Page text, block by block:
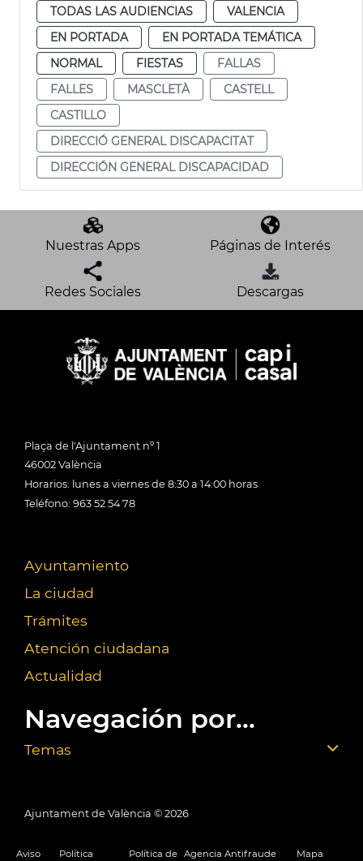
TODAS LAS AUDIENCIAS
VALENCIA
EN PORTADA
EN PORTADA TEMÁTICA
NORMAL
FIESTAS
FALLAS
FALLES
MASCLETÀ
CASTELL
CASTILLO
DIRECCIÓ GENERAL DISCAPACITAT
DIRECCIÓN GENERAL DISCAPACIDAD
Nuestras Apps Páginas de Interés
Redes Sociales Descargas
Plaça de l'Ajuntament nº 1
46002 València
Horarios: lunes a viernes de 8:30 a 14:00 horas
Teléfono: 963 52 54 78
Ayuntamiento
La ciudad
Trámites
Atención ciudadana
Actualidad
Navegación por...
Temas
Ajuntament de València © 2026
Aviso Política Política de Agencia Antifraude Mapa